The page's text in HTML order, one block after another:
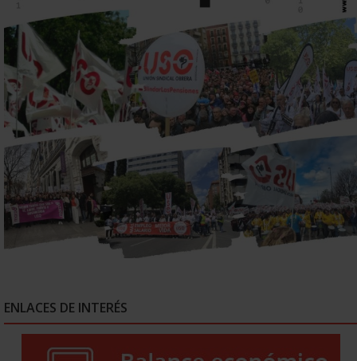
ENLACES DE INTERÉS